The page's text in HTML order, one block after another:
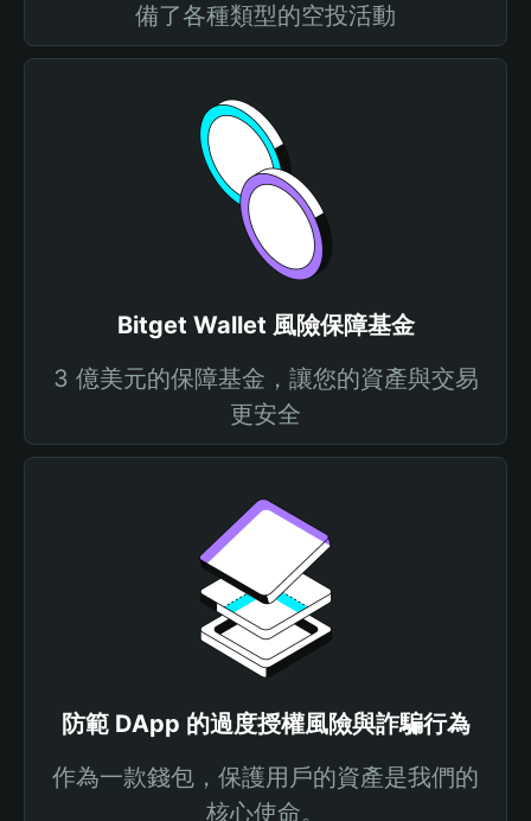
備了各種類型的空投活動
Bitget Wallet 風險保障基金
3 億美元的保障基金，讓您的資產與交易
更安全
防範 DApp 的過度授權風險與詐騙行為
作為一款錢包，保護用戶的資產是我們的
核心使命。